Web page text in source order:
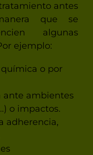
antes
que se
algunas
ejemplo:
o por
ante ambientes
o impactos.
adherencia,